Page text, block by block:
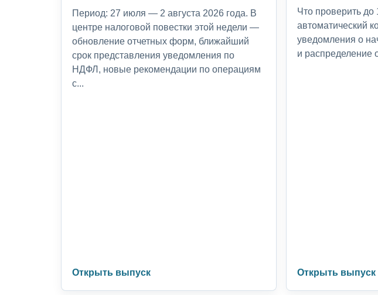
Период: 27 июля — 2 августа 2026 года. В
центре налоговой повестки этой недели —
обновление отчетных форм, ближайший
срок представления уведомления по
НДФЛ, новые рекомендации по операциям
с...
Открыть выпуск
Что проверить до
автоматический
уведомления о
и распределение
Открыть выпуск